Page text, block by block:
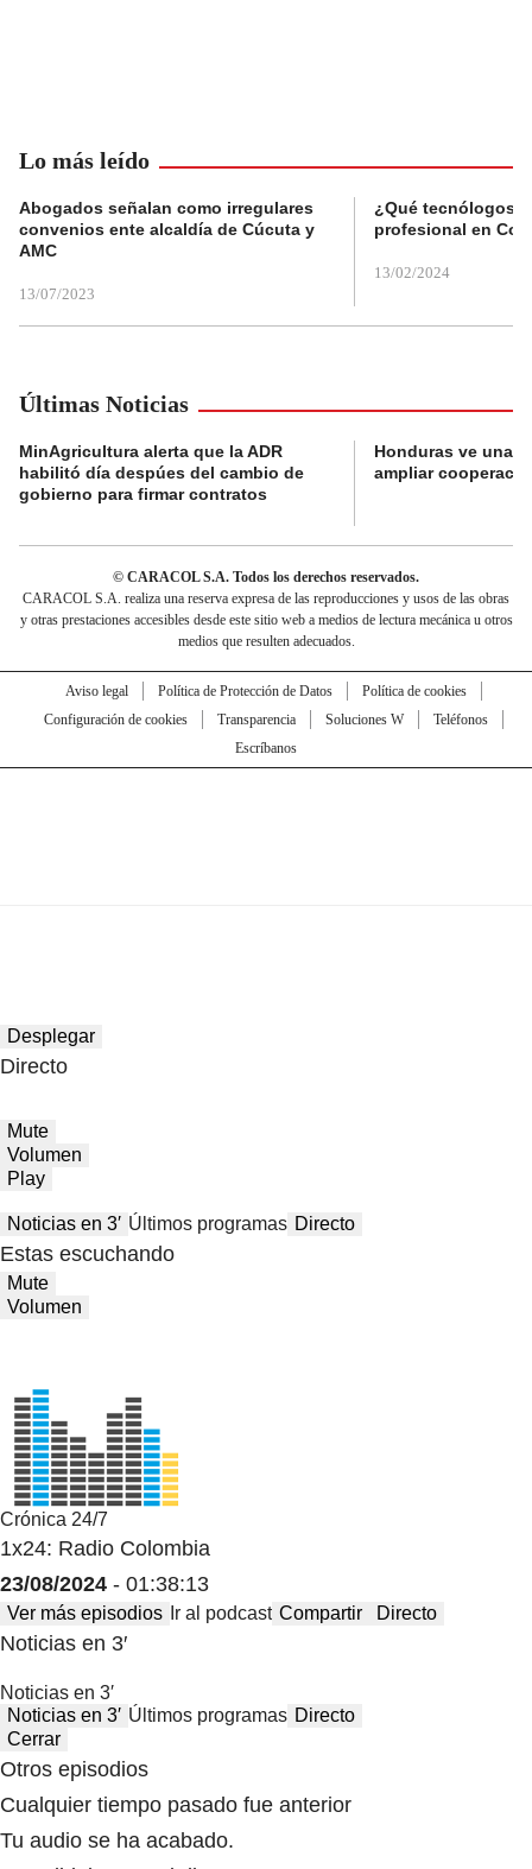
Lo más leído
Abogados señalan como irregulares
convenios ente alcaldía de Cúcuta y
AMC
13/07/2023
¿Qué tecnólogos
profesional en
13/02/2024
Últimas Noticias
MinAgricultura alerta que la ADR
habilitó día despúes del cambio de
gobierno para firmar contratos
Honduras ve una
ampliar
© CARACOL S.A. Todos los derechos reservados.
CARACOL S.A. realiza una reserva expresa de las reproducciones y usos de las obras
y otras prestaciones accesibles desde este sitio web a medios de lectura mecánica u otros
medios que resulten adecuados.
Aviso legal Política de Protección de Datos
Política de cookies
Configuración de cookies
Transparencia Soluciones W
Teléfonos
Escríbanos
Desplegar
Directo
Mute
Volumen
Play
Noticias en 3′ Últimos programas Directo
Estas escuchando
Mute
Volumen
Crónica 24/7
1x24: Radio Colombia
23/08/2024 - 01:38:13
Ver más episodios Ir al podcast Compartir Directo
Noticias en 3′
Noticias en 3′
Noticias en 3′ Últimos programas Directo
Cerrar
Otros episodios
Cualquier tiempo pasado fue anterior
Tu audio se ha acabado.